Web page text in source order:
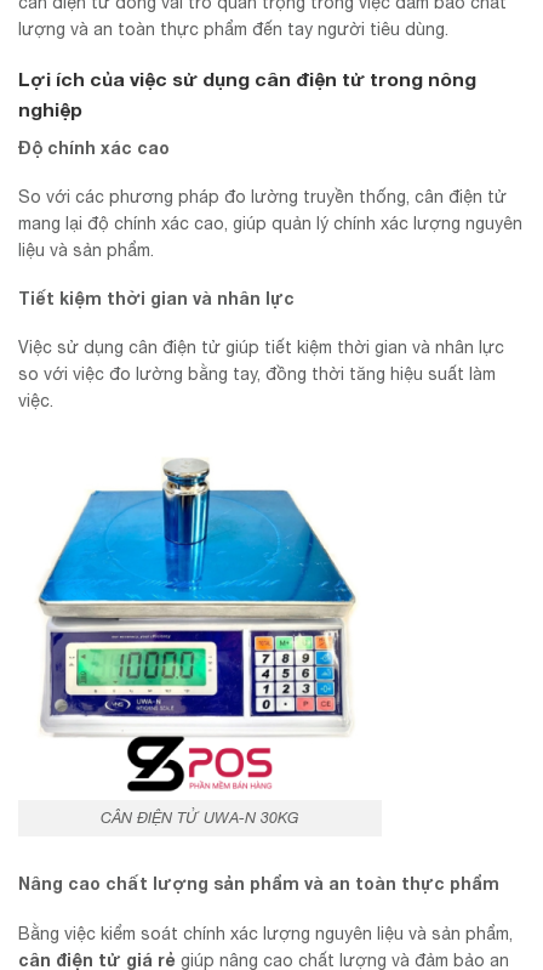
lượng và an toàn thực phẩm đến tay người tiêu dùng.
Lợi ích của việc sử dụng cân điện tử trong nông
nghiệp
Độ chính xác cao
So với các phương pháp đo lường truyền thống, cân điện tử
mang lại độ chính xác cao, giúp quản lý chính xác lượng nguyên
liệu và sản phẩm.
Tiết kiệm thời gian và nhân lực
Việc sử dụng cân điện tử giúp tiết kiệm thời gian và nhân lực
so với việc đo lường bằng tay, đồng thời tăng hiệu suất làm
việc.
CÂN ĐIỆN TỬ UWA-N 30KG
Nâng cao chất lượng sản phẩm và an toàn thực phẩm
Bằng việc kiểm soát chính xác lượng nguyên liệu và sản phẩm,
cân điện tử giá rẻ giúp nâng cao chất lượng và đảm bảo an